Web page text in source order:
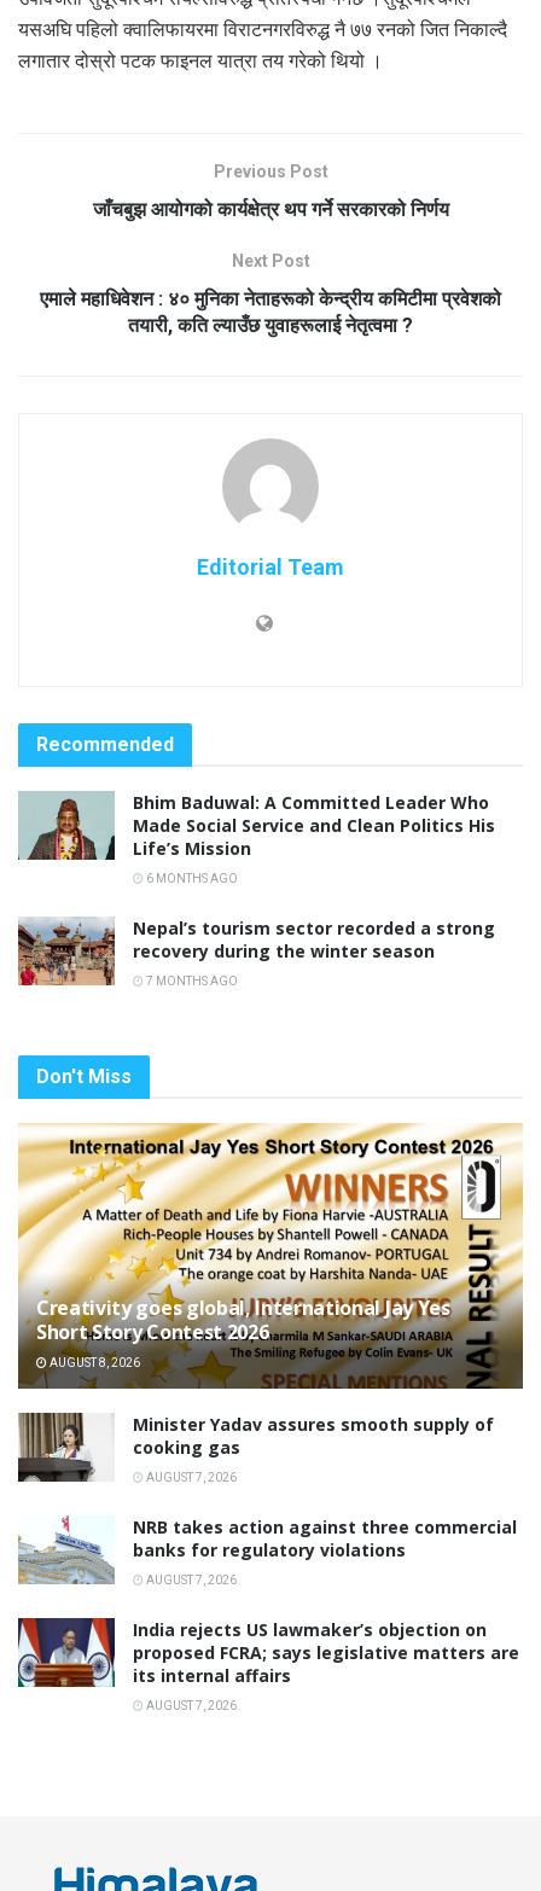
यसअघि पहिलो क्वालिफायरमा विराटनगरविरुद्ध नै ७७ रनको जित निकाल्दै
लगातार दोस्रो पटक फाइनल यात्रा तय गरेको थियो ।
Previous Post
जाँचबुझ आयोगको कार्यक्षेत्र थप गर्ने सरकारको निर्णय
Next Post
एमाले महाधिवेशन : ४० मुनिका नेताहरूको केन्द्रीय कमिटीमा प्रवेशको
तयारी, कति ल्याउँछ युवाहरूलाई नेतृत्वमा ?
Editorial Team
Recommended
Bhim Baduwal: A Committed Leader Who
Made Social Service and Clean Politics His
Life’s Mission
6 MONTHS AGO
Nepal’s tourism sector recorded a strong
recovery during the winter season
7 MONTHS AGO
Don't Miss
Creativity goes global, International Jay Yes
Short Story Contest 2026
AUGUST 8, 2026
Minister Yadav assures smooth supply of
cooking gas
AUGUST 7, 2026
NRB takes action against three commercial
banks for regulatory violations
AUGUST 7, 2026
India rejects US lawmaker’s objection on
proposed FCRA; says legislative matters are
its internal affairs
AUGUST 7, 2026